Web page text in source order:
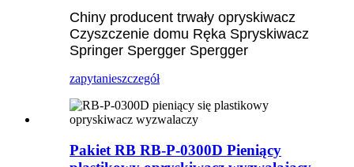
Chiny producent trwały opryskiwacz
Czyszczenie domu Ręka Spryskiwacz
Springer Spergger Spergger
zapytanieszczegół
Pakiet RB RB-P-0300D Pieniący